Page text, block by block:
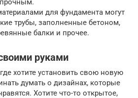
для фундамента могут
трубы, заполненные бетоном,
балки и прочее.
руками
хотите установить свою новую
думать о дизайнах, которые
Хотите что-то открытое,